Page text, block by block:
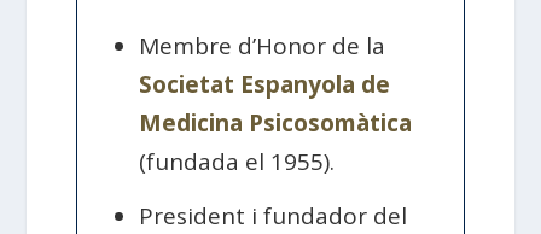
Membre d’Honor de la
Societat Espanyola de
Medicina Psicosomàtica
(fundada el 1955).
President i fundador del